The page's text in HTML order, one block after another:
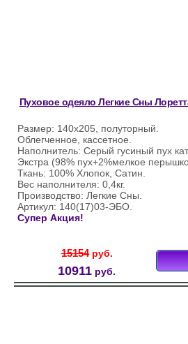
Пуховое одеяло Легкие Сны
Размер: 140х205, полуторный.
Облегченное, кассетное.
Наполнитель: Серый гусиный пух
Экстра (98% пух+2%мелкое
Ткань: 100% Хлопок, Сатин.
Вес наполнителя: 0,4кг.
Производство: Легкие Сны.
Артикул: 140(17)03-ЭБО.
Супер Акция!
15154руб.
10911 руб.